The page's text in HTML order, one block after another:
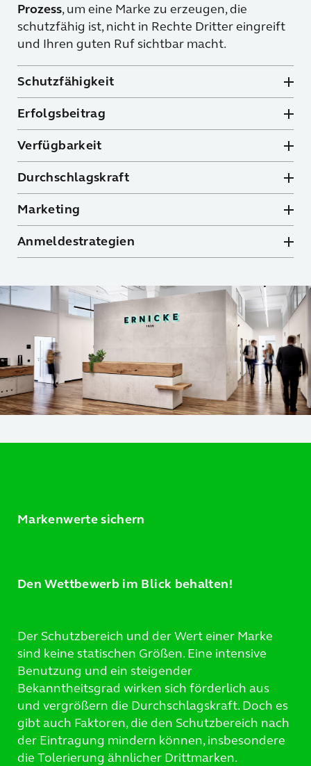
Prozess, um eine Marke zu erzeugen, die
schutzfähig ist, nicht in Rechte Dritter eingreift
und Ihren guten Ruf sichtbar macht.
Schutzfähigkeit
Erfolgsbeitrag
Verfügbarkeit
Durchschlagskraft
Marketing
Anmeldestrategien
Markenwerte sichern
Den Wettbewerb im Blick behalten!
Der Schutzbereich und der Wert einer Marke
sind keine statischen Größen. Eine intensive
Benutzung und ein steigender
Bekanntheitsgrad wirken sich förderlich aus
und vergrößern die Durchschlagskraft. Doch es
gibt auch Faktoren, die den Schutzbereich nach
der Eintragung mindern können, insbesondere
die Tolerierung ähnlicher Drittmarken.